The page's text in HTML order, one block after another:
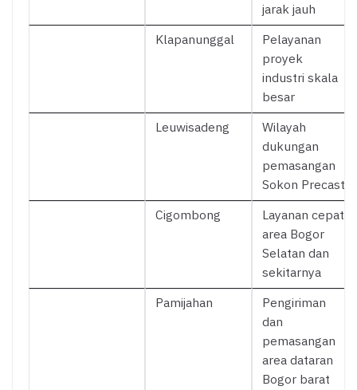
jarak jauh
Klapanunggal
Pelayanan
proyek
industri skala
besar
Leuwisadeng
Wilayah
dukungan
pemasangan
Sokon Precast
Cigombong
Layanan cepat
area Bogor
Selatan dan
sekitarnya
Pamijahan
Pengiriman
dan
pemasangan
area dataran
Bogor barat